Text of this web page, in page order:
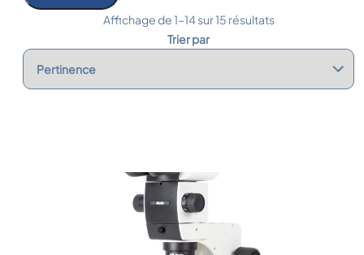
Affichage de 1–14 sur 15 résultats
Trier par